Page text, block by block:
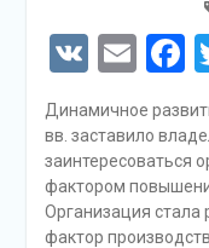
VK
Динамичное
вв. заставило
заинтересоваться
фактором
Организация стала
фактор